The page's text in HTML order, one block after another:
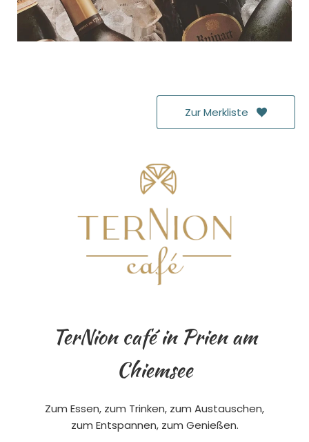
Zur Merkliste
TerNion café in Prien am
Chiemsee
Zum Essen, zum Trinken, zum Austauschen,
zum Entspannen, zum Genießen.